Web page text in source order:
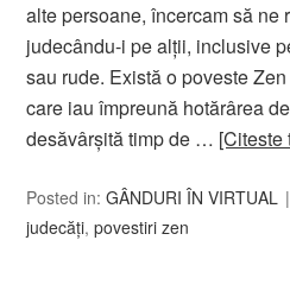
alte persoane, încercam să ne
judecându-i pe alţii, inclusive
sau rude. Există o poveste
care iau împreună hotărârea
desăvârşită timp de …
Posted in:GÂNDURI ÎN VIRTUAL
judecăţi,povestiri zen